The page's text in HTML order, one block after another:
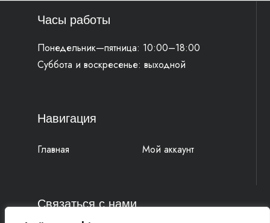
Часы работы
Понедельник—пятница: 10:00–18:00
Суббота и воскресенье: выходной
Навигация
Главная Мой аккаунт
Связаться с нами